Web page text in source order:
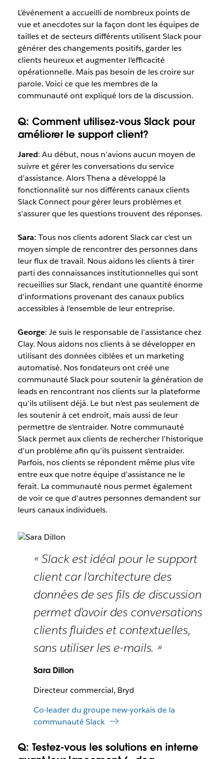
L’événement a accueilli de nombreux points de
vue et anecdotes sur la façon dont les équipes de
tailles et de secteurs différents utilisent Slack pour
générer des changements positifs, garder les
clients heureux et augmenter l'efficacité
opérationnelle. Mais pas besoin de les croire sur
parole. Voici ce que les membres de la
communauté ont expliqué lors de la discussion.
Q: Comment utilisez-vous Slack pour
améliorer le support client?
Jared: Au début, nous n'avions aucun moyen de
suivre et gérer les conversations du service
d’assistance. Alors Thena a développé la
fonctionnalité sur nos différents canaux clients
Slack Connectpour gérer leurs problèmes et
s'assurer que les questions trouvent des réponses.
Sara: Tous nos clients adorent Slack car c'est un
moyen simple de rencontrer des personnes dans
leur flux de travail. Nous aidons les clients à tirer
parti des connaissances institutionnelles qui sont
recueillies sur Slack, rendant une quantité énorme
d'informations provenant des canaux publics
accessibles à l'ensemble de leur entreprise.
George: Je suis le responsable de l’assistance chez
Clay. Nous aidons nos clients à se développer en
utilisant des données ciblées et un marketing
automatisé. Nos fondateurs ont créé une
communauté Slack pour soutenir la génération de
leads en rencontrant nos clients sur la plateforme
qu'ils utilisent déjà. Le but n'est pas seulement de
les soutenir à cet endroit, mais aussi de leur
permettre de s'entraider. Notre communauté
Slack permet aux clients de rechercher l'historique
d'un problème afin qu'ils puissent s'entraider.
Parfois, nos clients se répondent même plus vite
entre eux que notre équipe d’assistance ne le
ferait. La communauté nous permet également
de voir ce que d'autres personnes demandent sur
leurs canaux individuels.
« Slack est idéal pour le support
client car l'architecture des
données de ses fils de discussion
permet d’avoir des conversations
clients fluides et contextuelles,
sans utiliser les e-mails. »
Sara Dillon
Directeur commercial, Bryd
Co-leader du groupe new-yorkais de la
communauté Slack
Q: Testez-vous les solutions en interne